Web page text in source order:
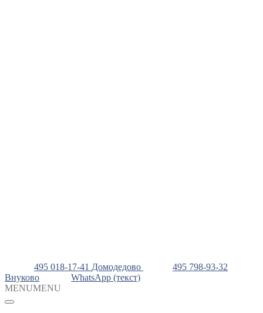
495 018-17-41 Домодедово
495 798-93-32
Внуково
WhatsApp (текст)
MENUMENU